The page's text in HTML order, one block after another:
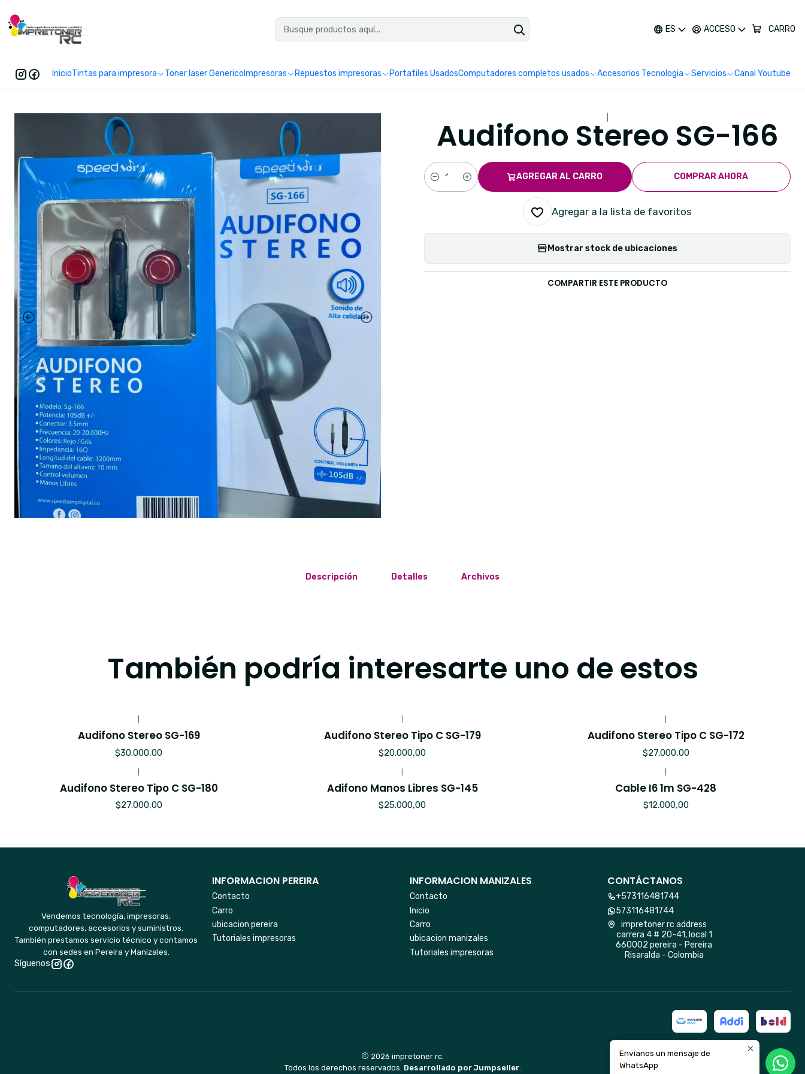
ES ACCESO CARRO
InicioTintas para impresora Toner laser Generico Impresoras Repuestos impresoras Portatiles UsadosComputadores completos usados Accesorios Tecnologia Servicios Canal Youtube
Audifono Stereo SG-166
Cantidad
AGREGAR AL CARRO COMPRAR AHORA
Agregar a la lista de favoritos
Mostrar stock de ubicaciones
COMPARTIR ESTE PRODUCTO
Descripción Detalles Archivos
También podría interesarte uno de estos
Audifono Stereo SG-169
$30.000,00
Audifono Stereo Tipo C SG-179
$20.000,00
Audifono Stereo Tipo C SG-172
$27.000,00
Audifono Stereo Tipo C SG-180
$27.000,00
Adifono Manos Libres SG-145
$25.000,00
Cable I6 1m SG-428
$12.000,00
Vendemos tecnología, impresoras,
computadores, accesorios y suministros.
También prestamos servicio técnico y contamos
con sedes en Pereira y Manizales.
Síguenos
INFORMACION PEREIRA
Contacto
Carro
ubicacion pereira
Tutoriales impresoras
INFORMACION MANIZALES
Contacto
Inicio
Carro
ubicacion manizales
Tutoriales impresoras
CONTÁCTANOS
+573116481744
573116481744
impretoner rc address
carrera 4 # 20-41, local 1
660002 pereira - Pereira
Risaralda - Colombia
2026 impretoner rc.
Todos los derechos reservados. Desarrollado por Jumpseller.
Envíanos un mensaje de
WhatsApp